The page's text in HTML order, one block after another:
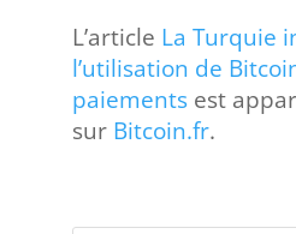
L’article La Turquie
l’utilisation de
paiementsest
sur Bitcoin.fr.